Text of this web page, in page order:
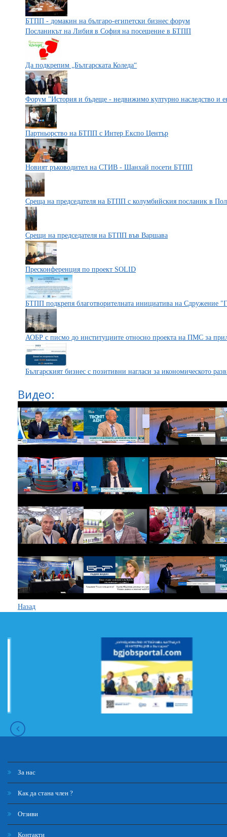
БТПП - домакин на българо-египетски бизнес форум
Посланикът на Либия в София на посещение в БТПП
Да подкрепим „Българската Коледа“
Форум "История и бъдеще - недвижимо културно наследство и
Партньорство на БТПП с Интер Експо Център
Новият ръководител на СТИВ - Шанхай посети БТПП
Среща на председателя на БТПП с колумбийския посланик в
Срещи на председателя на БТПП във Варшава
Пресконференция по проект SOLID
БТПП подкрепя благотворителната инициатива на Сдружение
АОБР с писмо до институциите относно проекта на ПМС за
Българският бизнес с позитивни нагласи за икономическото
Видео:
Назад
За нас
Как да стана член ?
Отзиви
Контакти